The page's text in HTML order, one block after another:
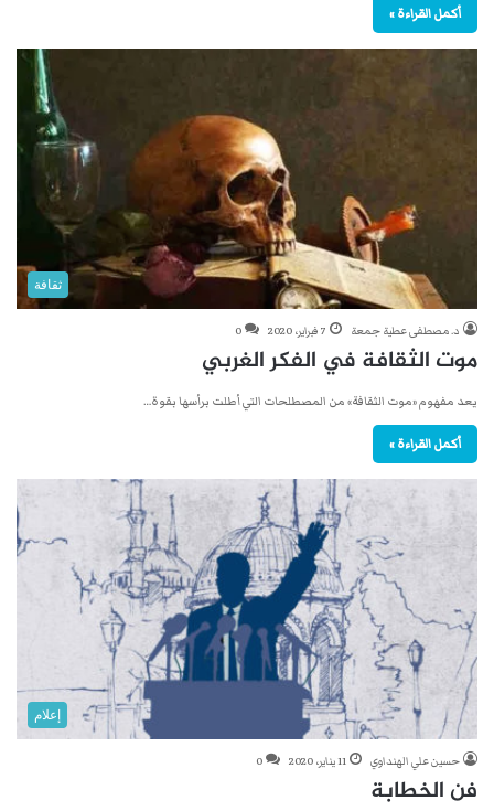
أكمل القراءة »
ثقافة
د. مصطفى عطية جمعة 7 فبراير، 2020 0
موت الثقافة في الفكر الغربي
يعد مفهوم «موت الثقافة» من المصطلحات التي أطلت برأسها بقوة…
أكمل القراءة »
إعلام
حسين علي الهنداوي 11 يناير، 2020 0
فن الخطابة